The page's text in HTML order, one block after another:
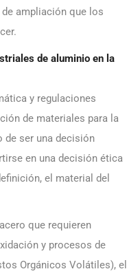
ampliación que los
de aluminio en la
y regulaciones
de materiales para la
de ser una decisión
en una decisión ética
el material del
que requieren
y procesos de
Orgánicos Volátiles), el